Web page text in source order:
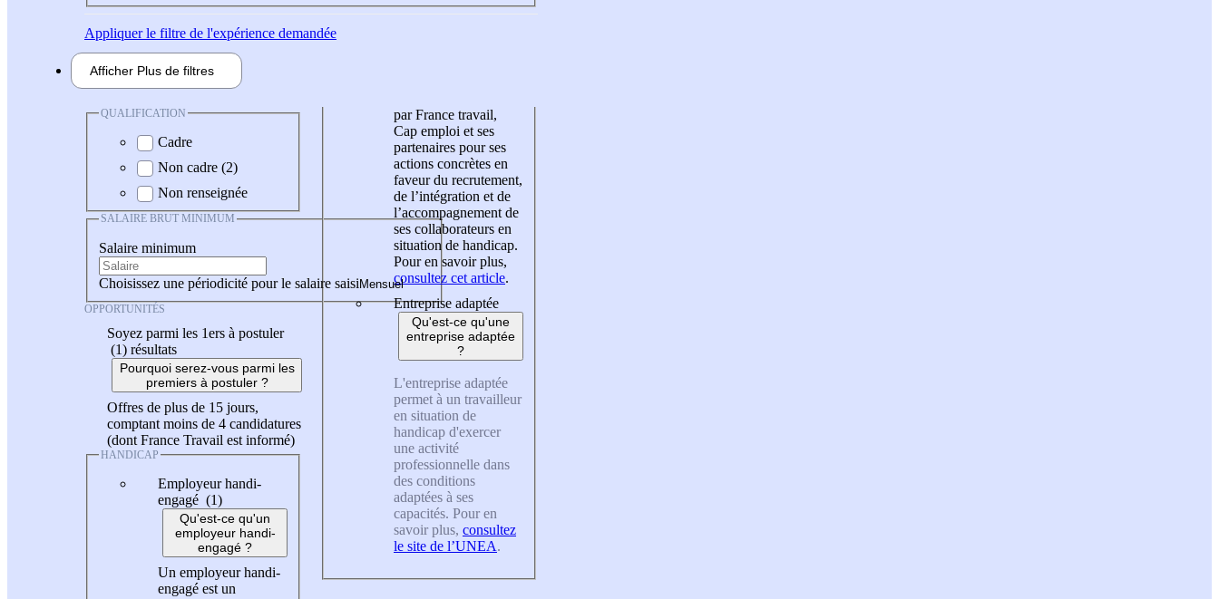
Appliquerle filtre de l'expérience demandée
Afficher Plus de filtres
QUALIFICATION
Cadre
Non cadre (2)
Non renseignée
SALAIRE BRUT MINIMUM
Salaire minimum
Choisissez une périodicité pour le salaire saisi
OPPORTUNITÉS
Soyez parmi les 1ers à postuler
(1) résultats
Pourquoi serez-vous parmi les
premiers à postuler ?
Offres de plus de 15 jours,
comptant moins de 4 candidatures
(dont France Travail est informé)
HANDICAP
Employeur handi-
engagé (1)
Qu'est-ce qu'un
employeur handi-
engagé ?
Un employeur handi-
engagé est un
par France travail,
Cap emploi et ses
partenaires pour ses
actions concrètes en
faveur du recrutement,
de l’intégration et de
l’accompagnement de
ses collaborateurs en
situation de handicap.
Pour en savoir plus,
consultez cet article.
Entreprise adaptée
Qu'est-ce qu'une
entreprise adaptée
?
L'entreprise adaptée
permet à un travailleur
en situation de
handicap d'exercer
une activité
professionnelle dans
des conditions
adaptées à ses
capacités. Pour en
savoir plus, consultez
le site de l’UNEA.